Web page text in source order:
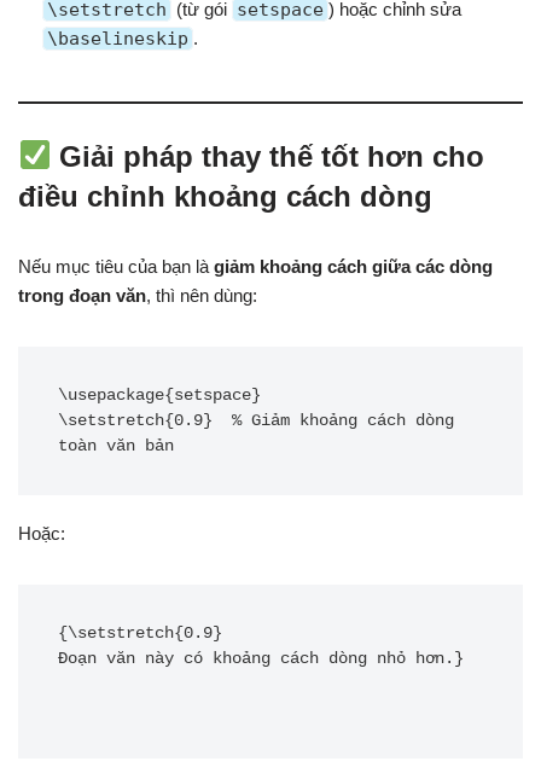
\setstretch (từ gói setspace ) hoặc chỉnh sửa
\baselineskip .
Giải pháp thay thế tốt hơn cho
điều chỉnh khoảng cách dòng
Nếu mục tiêu của bạn là giảm khoảng cách giữa các dòng
trong đoạn văn, thì nên dùng:
\usepackage{setspace}
\setstretch{0.9}  % Giảm khoảng cách dòng
Hoặc:
{\setstretch{0.9}
Đoạn văn này có khoảng cách dòng nhỏ hơn.}